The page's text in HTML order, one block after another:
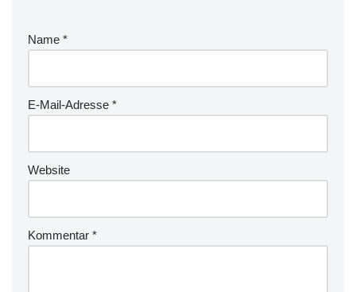
Name *
E-Mail-Adresse *
Website
Kommentar *